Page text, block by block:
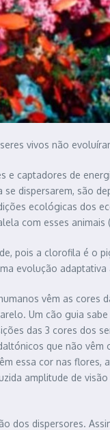
vivos não
captadores de
dispersarem, são
ecológicas dos
com esses animais
pois a clorofila é o
evolução
vêm as
Um cão guia
das 3 cores dos
que não
essa cor nas
amplitude de
dos dispersores.